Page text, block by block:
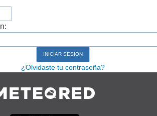
¿Olvidaste tu contraseña?